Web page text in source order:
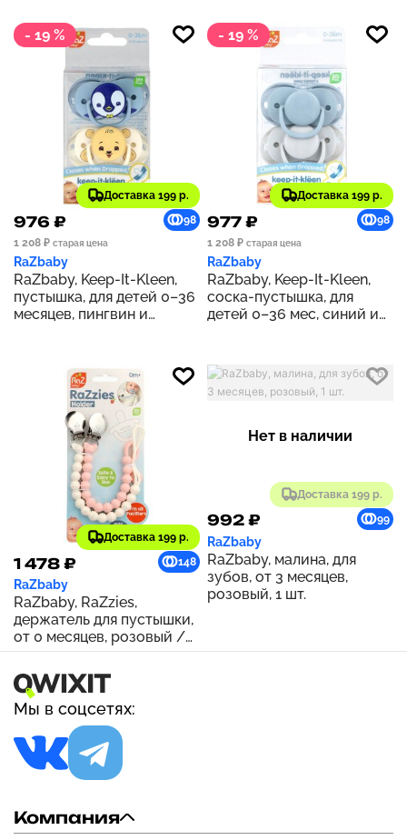
- 19 %
Доставка 199 р.
976 ₽
98
1 208 ₽ старая цена
RaZbaby
RaZbaby, Keep-It-Kleen,
пустышка, для детей 0–36
месяцев, пингвин и
- 19 %
Доставка 199 р.
977 ₽
98
1 208 ₽ старая цена
RaZbaby
RaZbaby, Keep-It-Kleen,
соска-пустышка, для
детей 0–36 мес, синий и
Доставка 199 р.
1 478 ₽ 148
RaZbaby
RaZbaby, RaZzies,
держатель для пустышки,
от 0 месяцев, розовый /
бежевый``, 2 держателя
Доставка 199 р.
Нет в наличии
992 ₽ 99
RaZbaby
RaZbaby, малина, для
зубов, от 3 месяцев,
розовый, 1 шт.
Мы в соцсетях:
Компания